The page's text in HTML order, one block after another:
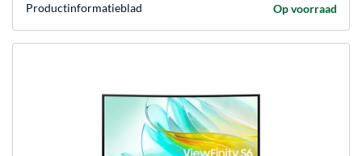
Op voorraad
Product­informatieblad